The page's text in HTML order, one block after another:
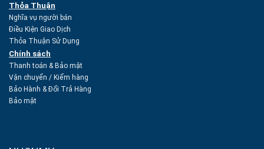
Thỏa Thuận
Nghĩa vụ người bán
Điều Kiện Giao Dịch
Thỏa Thuận Sử Dụng
Chính sách
Thanh toán & Bảo mật
Vận chuyển / Kiểm hàng
Bảo Hành & Đổi Trả Hàng
Bảo mật